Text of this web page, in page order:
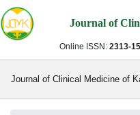
Journal of
Online ISSN: 2313-
Journal of Clinical Medicine of